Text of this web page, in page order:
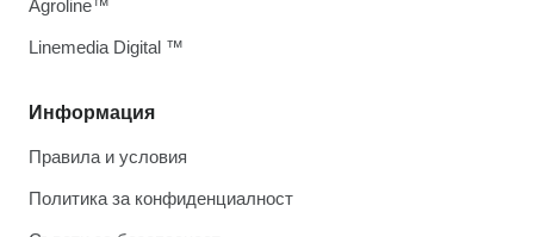
Информация
Правила и условия
Политика за конфиденциалност
Agroline™
Linemedia Digital ™